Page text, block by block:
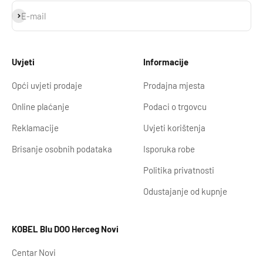
E-mail
Prijavi se
Uvjeti
Opći uvjeti prodaje
Online plaćanje
Reklamacije
Brisanje osobnih podataka
Informacije
Prodajna mjesta
Podaci o trgovcu
Uvjeti korištenja
Isporuka robe
Politika privatnosti
Odustajanje od kupnje
KOBEL Blu DOO Herceg Novi
Centar Novi